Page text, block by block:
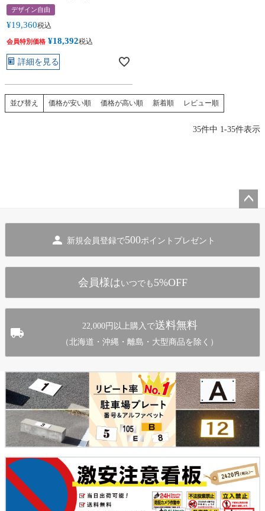
デザイン自由
¥19,360税込
会員特別価格 ¥18,392税込
詳細を見る
並び替え 価格が安い順 価格が高い順 新着順 レビュー順
35件中 1-35件表示
新規会員登録で500ポイントプレゼント
会員様は いつでも 5%OFF
22,000円以上購入で送料無料
（北海道・沖縄・離島・大型商品を除く）